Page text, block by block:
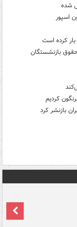
شده
اسپور
کرده است
بازنشستگان
بازنشر کرد